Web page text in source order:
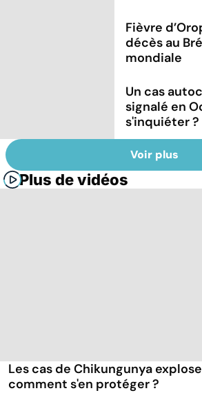
Fièvre
décès au
mondiale
Un cas
signalé en
s'inquiéter ?
Voir plus
Plus de vidéos
Les cas de Chikungunya
comment s'en protéger ?